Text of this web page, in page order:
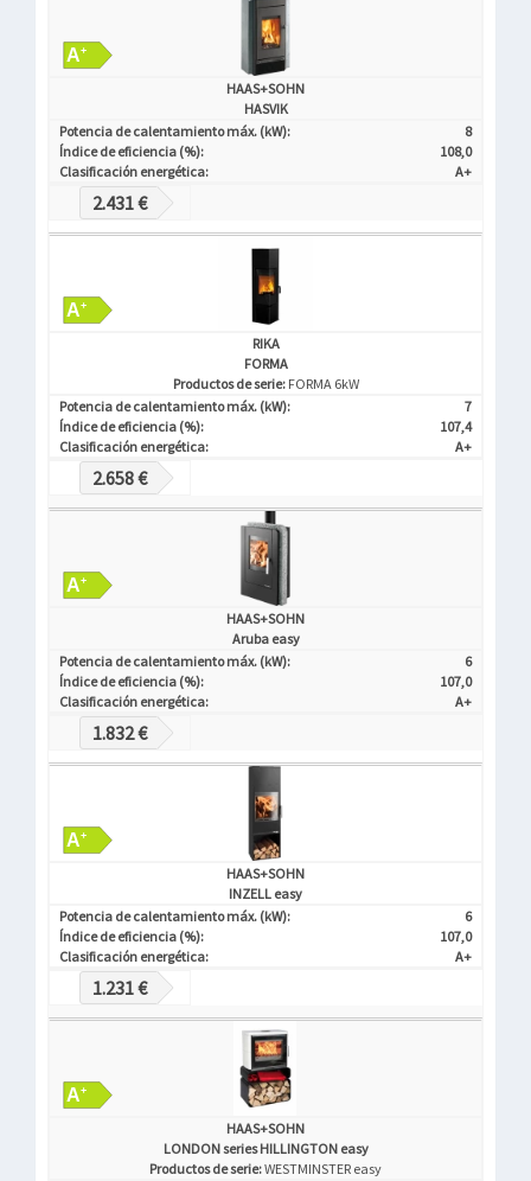
HAAS+SOHN
HASVIK
Potencia de calentamiento máx. (kW):
8
Índice de eficiencia (%):
108,0
Clasificación energética:
A+
2.431 €
RIKA
FORMA
Productos de serie: FORMA 6kW
Potencia de calentamiento máx. (kW):
7
Índice de eficiencia (%):
107,4
Clasificación energética:
A+
2.658 €
HAAS+SOHN
Aruba easy
Potencia de calentamiento máx. (kW):
6
Índice de eficiencia (%):
107,0
Clasificación energética:
A+
1.832 €
HAAS+SOHN
INZELL easy
Potencia de calentamiento máx. (kW):
6
Índice de eficiencia (%):
107,0
Clasificación energética:
A+
1.231 €
HAAS+SOHN
LONDON series HILLINGTON easy
Productos de serie:WESTMINSTER easy